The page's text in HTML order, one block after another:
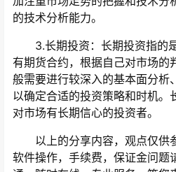
的技术分析能力。
3.长期投资：长期投资指的
有期货合约，根据自己对市场的
般需要进行较深入的基本面分析
以确定合适的投资策略和时机。
对市场有长期信心的投资者。
以上的分享内容，观点仅供参
软件操作，手续费，保证金问题